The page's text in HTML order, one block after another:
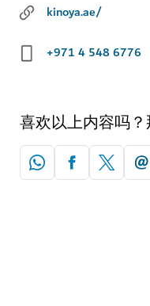
kinoya.ae/
+971 4 548 6776
喜欢以上内容吗